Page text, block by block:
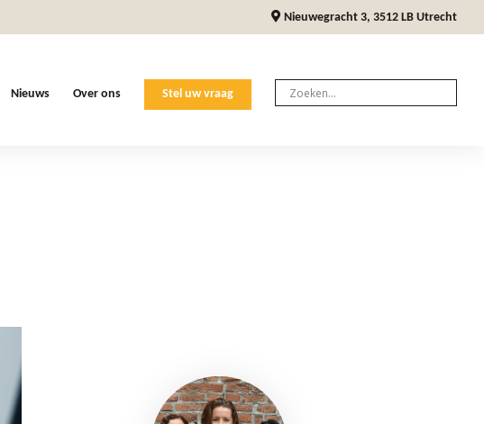
Nieuwegracht 3, 3512 LB Utrecht
Nieuws Over ons Stel uw vraag